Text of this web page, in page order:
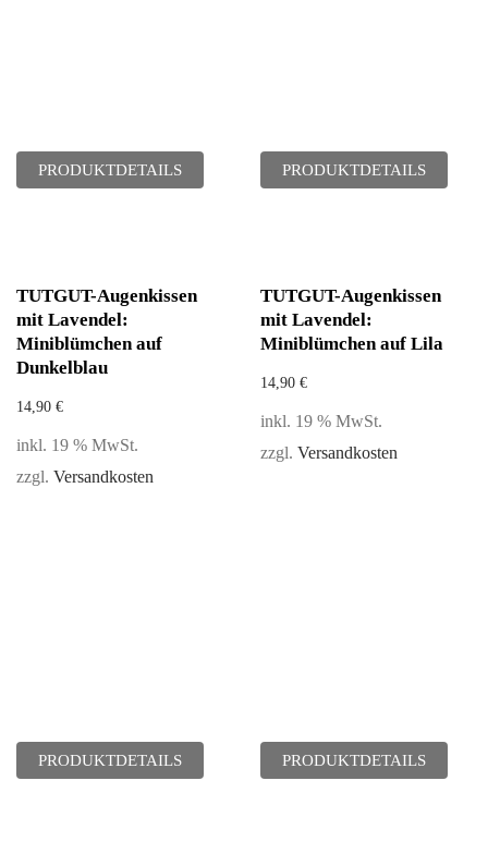
PRODUKTDETAILS PRODUKTDETAILS
TUTGUT-Augenkissen
mit Lavendel:
Miniblümchen auf
Dunkelblau
14,90 €
inkl. 19 % MwSt.
zzgl. Versandkosten
PRODUKTDETAILS
TUTGUT-Augenkissen
mit Lavendel:
Miniblümchen auf Lila
14,90 €
inkl. 19 % MwSt.
zzgl. Versandkosten
PRODUKTDETAILS